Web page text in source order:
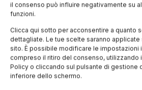
il consenso può influire negativamente su
funzioni.
Clicca qui sotto per acconsentire a quanto
dettagliate. Le tue scelte saranno
sito. È possibile modificare le impostazioni
compreso il ritiro del consenso, utilizzando
Policy o cliccando sul pulsante di gestione
inferiore dello schermo.
TI POTREBBERO INTERESSARE